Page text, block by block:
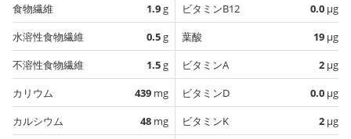
食物繊維
1.9g
水溶性食物繊維
0.5g
不溶性食物繊維
1.5g
カリウム
439 mg
カルシウム
48 mg
ビタミンB12
0.0 µg
葉酸
19 µg
ビタミンA
2 µg
ビタミンD
0.0 µg
ビタミンK
2 µg